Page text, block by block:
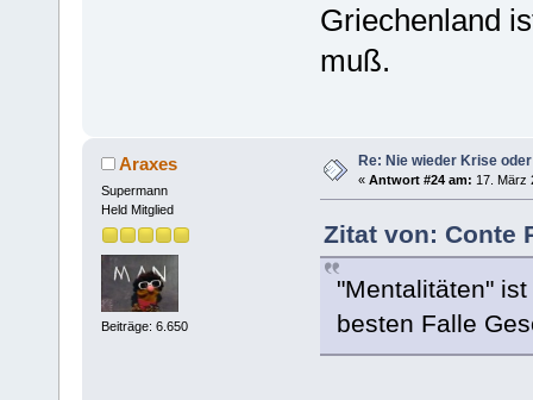
Griechenland
muß.
Araxes
Supermann
Held Mitglied
Beiträge: 6.650
Re: Nie wieder Krise
« Antwort #24 am: 17. März
Zitat von: Conte
"Mentalitäten"
besten Falle